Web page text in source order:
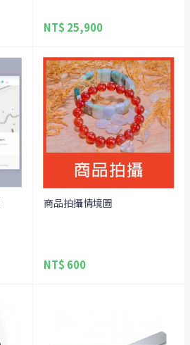
NT$ 25,900
商品拍攝情境圖
NT$ 600